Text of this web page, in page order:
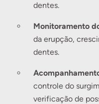
dentes.
Monitoramento
da erupção,
dentes.
controle do
verificação de